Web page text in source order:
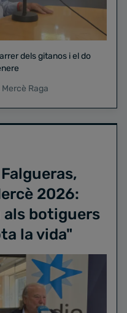
dels gitanos i el do
Mercè Raga
2026:
als botiguers
la vida"